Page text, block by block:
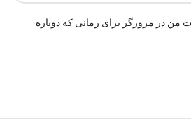
من در مرورگر برای زمانی که دوباره